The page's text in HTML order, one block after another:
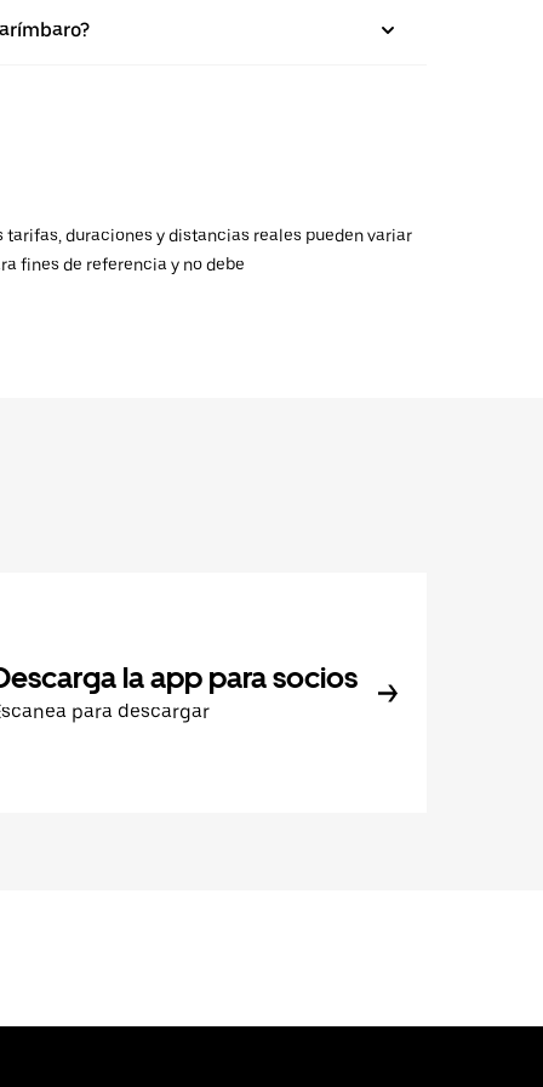
duraciones y distancias reales pueden variar
fines de referencia y no debe
la app para socios
para descargar